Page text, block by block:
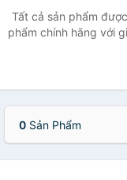
Tất cả sản phẩm
phẩm chính hãng với
0 Sản Phẩm